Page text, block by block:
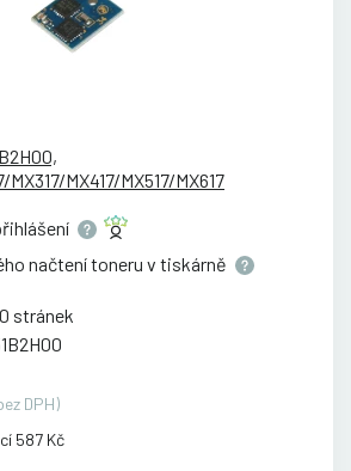
MX317/MX417/MX517/MX617
načtení toneru v tiskárně
stránek
DPH)
587 Kč